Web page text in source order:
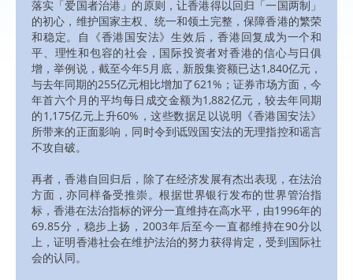
落实「爱国者治港」的原则，让香港得以回归「一国两制」
的初心，维护国家主权、统一和领土完整，保障香港的繁荣
和稳定。自《香港国安法》生效后，香港回复成为一个和
平、理性和包容的社会，国际投资者对香港的信心与日俱
增，举例说，截至今年5月底，新股集资额已达1,840亿元，
与去年同期的255亿元相比增加了621%；证券市场方面，今
年首六个月的平均每日成交金额为1,882亿元，较去年同期
的1,175亿元上升60%，这些数据足以说明《香港国安法》
所带来的正面影响，同时令到诋毁国安法的无理指控和谣言
不攻自破。
再者，香港自回归后，除了在经济发展有杰出表现，在法治
方面，亦同样备受推崇。根据世界银行发布的世界管治指
标，香港在法治指标的评分一直维持在高水平，由1996年的
69.85分，稳步上扬，2003年后至今一直都维持在90分以
上，证明香港社会在维护法治的努力获得肯定，受到国际社
会的认同。